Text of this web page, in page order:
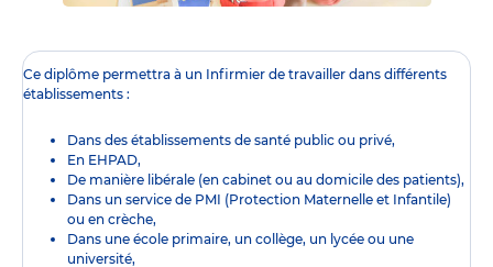
Ce diplôme permettra à un Infirmier de travailler dans différents
établissements :
Dans des établissements de santé public ou privé,
En EHPAD,
De manière libérale (en cabinet ou au domicile des patients),
Dans un service de PMI (Protection Maternelle et Infantile)
ou en crèche,
Dans une école primaire, un collège, un lycée ou une
université,